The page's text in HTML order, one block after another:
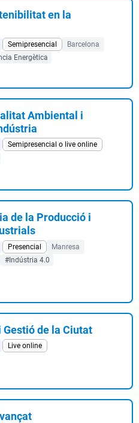
en la
Semipresencial
Barcelona
Energètica
Ambiental i
Semipresencial o live online
de la Producció i
Presencial
Manresa
#Indústria 4.0
de la Ciutat
Live online